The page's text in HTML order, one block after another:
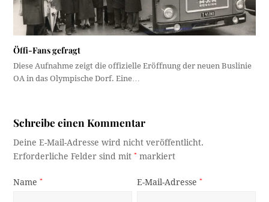
Öffi-Fans gefragt
Diese Aufnahme zeigt die offizielle Eröffnung der neuen Buslinie
OA in das Olympische Dorf. Eine…
Schreibe einen Kommentar
Deine E-Mail-Adresse wird nicht veröffentlicht.
Erforderliche Felder sind mit* markiert
Name* E-Mail-Adresse*